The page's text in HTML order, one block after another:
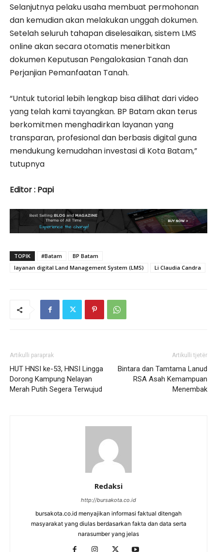
Selanjutnya pelaku usaha membuat permohonan
dan kemudian akan melakukan unggah dokumen.
Setelah seluruh tahapan diselesaikan, sistem LMS
online akan secara otomatis menerbitkan
dokumen Keputusan Pengalokasian Tanah dan
Perjanjian Pemanfaatan Tanah.
“Untuk tutorial lebih lengkap bisa dilihat dari video
yang telah kami tayangkan. BP Batam akan terus
berkomitmen menghadirkan layanan yang
transparan, profesional dan berbasis digital guna
mendukung kemudahan investasi di Kota Batam,”
tutupnya
Editor : Papi
TOPIK #Batam
BP Batam
layanan digital Land Management System (LMS)
Li Claudia Candra
Artikulli paraprak
HUT HNSI ke-53, HNSI Lingga
Dorong Kampung Nelayan
Merah Putih Segera Terwujud
Artikulli tjetër
Bintara dan Tamtama Lanud
RSA Asah Kemampuan
Menembak
Redaksi
http://bursakota.co.id
bursakota.co.id menyajikan informasi faktual ditengah
masyarakat yang diulas berdasarkan fakta dan data serta
narasumber yang jelas